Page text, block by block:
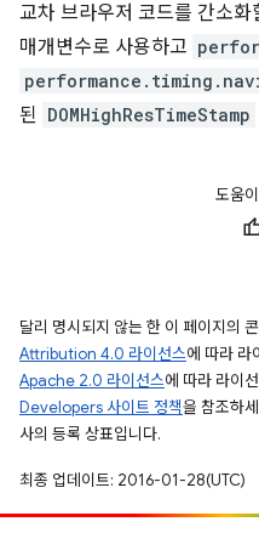
교차 브라우저 코드를 간소화
매개변수로 사용하고
된 DOMHighResTimeStamp
도움
달리 명시되지 않는 한 이 페이지의
Attribution 4.0 라이선스에 따라 라
Apache 2.0 라이선스에 따라 라이
Developers 사이트 정책을 참조하
사의 등록 상표입니다.
최종 업데이트: 2016-01-28(UTC)